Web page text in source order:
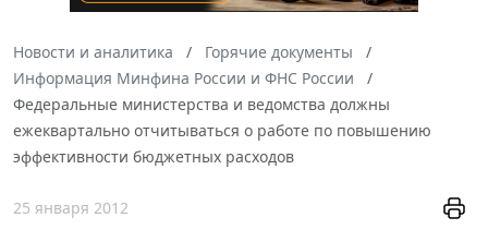
Новости и аналитика
Горячие документы
Информация Минфина России и ФНС России
Федеральные министерства и ведомства должны
ежеквартально отчитываться о работе по повышению
эффективности бюджетных расходов
25 января 2012